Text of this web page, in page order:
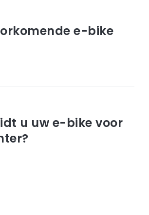
e-bike
u uw e-bike voor